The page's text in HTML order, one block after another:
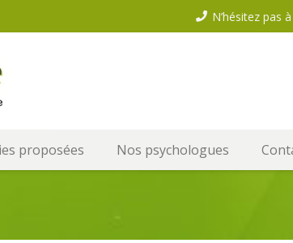
N’hésitez pas
proposées Nos psychologues